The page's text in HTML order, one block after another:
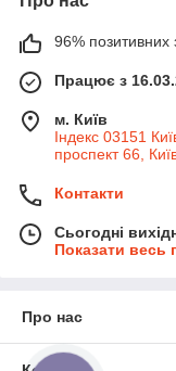
96% позитивних
Працює з
м. Київ
Індекс 03151
проспект 66,
Контакти
Сьогодні
Показати весь
Про нас